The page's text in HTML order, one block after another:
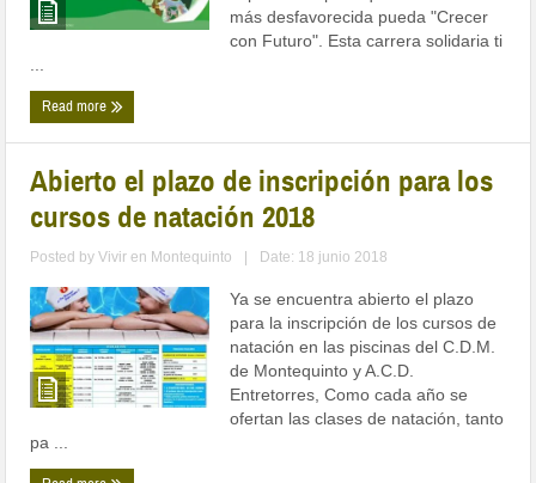
más desfavorecida pueda "Crecer
con Futuro". Esta carrera solidaria ti
...
Read more
Abierto el plazo de inscripción para los
cursos de natación 2018
Posted byVivir en Montequinto Date: 18 junio 2018
Ya se encuentra abierto el plazo
para la inscripción de los cursos de
natación en las piscinas del C.D.M.
de Montequinto y A.C.D.
Entretorres, Como cada año se
ofertan las clases de natación, tanto
pa ...